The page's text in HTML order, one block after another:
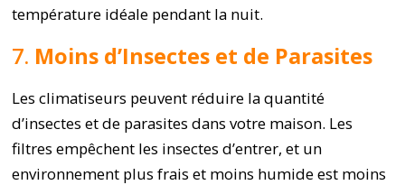
température idéale pendant la nuit.
7. Moins d’Insectes et de Parasites
Les climatiseurs peuvent réduire la quantité
d’insectes et de parasites dans votre maison. Les
filtres empêchent les insectes d’entrer, et un
environnement plus frais et moins humide est moins